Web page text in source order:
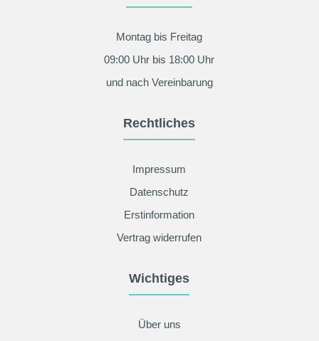
Montag bis Freitag
09:00 Uhr bis 18:00 Uhr
und nach Vereinbarung
Rechtliches
Impressum
Datenschutz
Erstinformation
Vertrag widerrufen
Wichtiges
Über uns